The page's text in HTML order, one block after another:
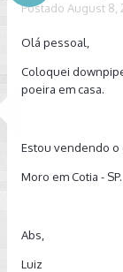
Postado August 8,
Olá pessoal,
Coloquei
poeira em casa.
Estou vendendo
Moro em Cotia - SP.
Abs,
Luiz